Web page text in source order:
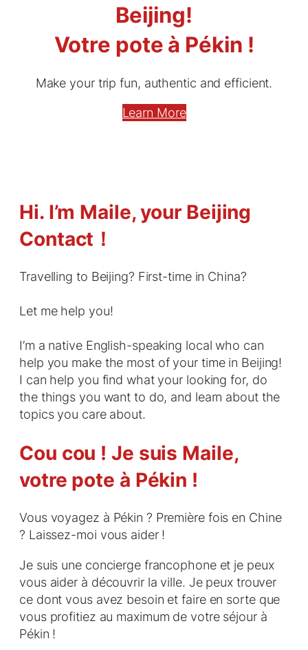
Beijing!
Votre pote à Pékin !
Make your trip fun, authentic and efficient.
Learn More
Hi. I’m Maile, your Beijing
Contact！
Travelling to Beijing? First-time in China?
Let me help you!
I’m a native English-speaking local who can
help you make the most of your time in Beijing!
I can help you find what your looking for, do
the things you want to do, and learn about the
topics you care about.
Cou cou ! Je suis Maile,
votre pote à Pékin !
Vous voyagez à Pékin ? Première fois en Chine
? Laissez-moi vous aider !
Je suis une concierge francophone et je peux
vous aider à découvrir la ville. Je peux trouver
ce dont vous avez besoin et faire en sorte que
vous profitiez au maximum de votre séjour à
Pékin !